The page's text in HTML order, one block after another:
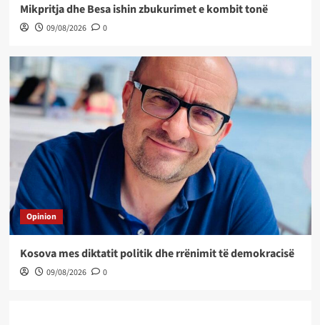
Mikpritja dhe Besa ishin zbukurimet e kombit tonë
09/08/2026 0
Opinion
Kosova mes diktatit politik dhe rrënimit të demokracisë
09/08/2026 0